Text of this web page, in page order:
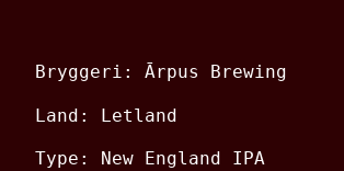
Bryggeri: Ārpus Brewing
Land: Letland
Type: New England IPA